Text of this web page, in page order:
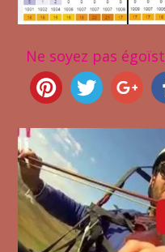
Ne soyez pas